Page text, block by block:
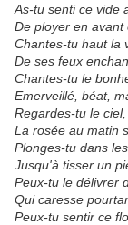
As-tu senti ce vide
De ployer en
Chantes-tu haut la
De ses feux
Chantes-tu le
Emerveillé, béat,
Regardes-tu le
La rosée au matin
Plonges-tu dans
Jusqu'à tisser un
Peux-tu le délivrer
Qui caresse
Peux-tu sentir ce